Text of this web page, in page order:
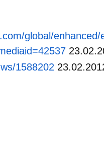
global/enhanced/
1588202